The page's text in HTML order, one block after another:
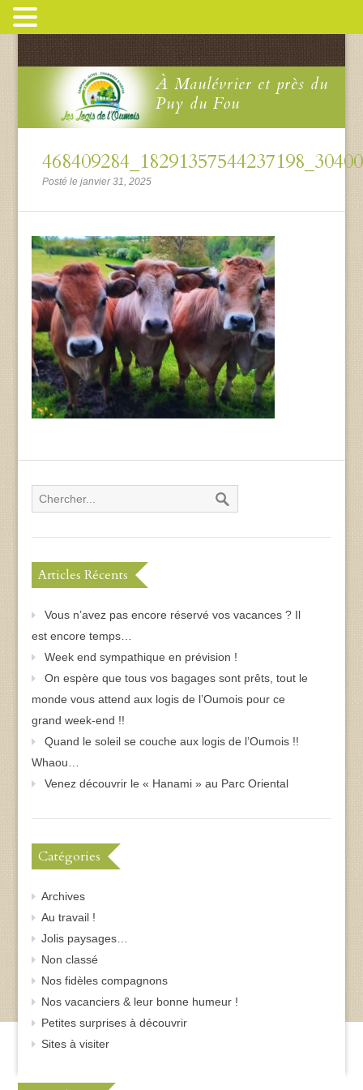
À Maulévrier et près du
Puy du Fou
Posté le janvier 31, 2025
Articles Récents
Vous n’avez pas encore réservé vos vacances ? Il
est encore temps…
Week end sympathique en prévision !
On espère que tous vos bagages sont prêts, tout le
monde vous attend aux logis de l’Oumois pour ce
grand week-end !!
Quand le soleil se couche aux logis de l’Oumois !!
Whaou…
Venez découvrir le « Hanami » au Parc Oriental
Catégories
Archives
Au travail !
Jolis paysages…
Non classé
Nos fidèles compagnons
Nos vacanciers & leur bonne humeur !
Petites surprises à découvrir
Sites à visiter